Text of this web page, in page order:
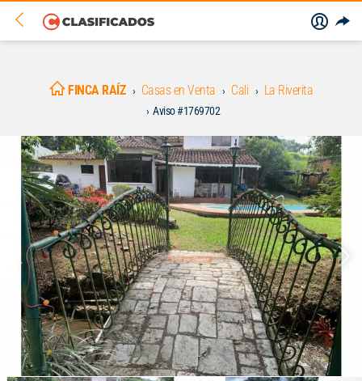
FINCA RAÍZ Casas en Venta Cali La Riverita
Aviso #1769702